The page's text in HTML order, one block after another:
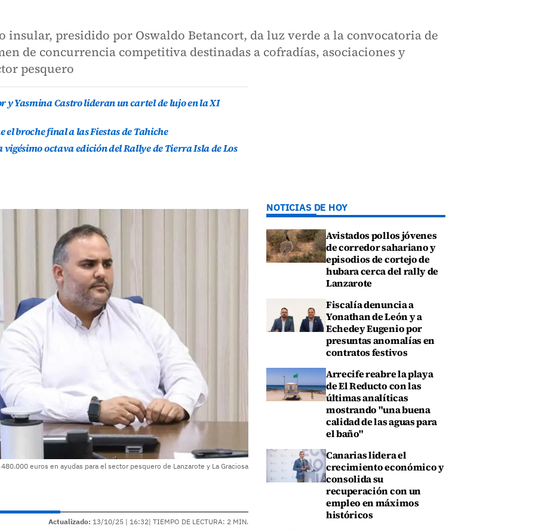
insular, presidido por Oswaldo Betancort, da luz verde a la convocatoria de
de concurrencia competitiva destinadas a cofradías, asociaciones y
pesquero
y Yasmina Castro lideran un cartel de lujo en la XI
broche final a las Fiestas de Tahiche
octava edición del Rallye de Tierra Isla de Los
euros en ayudas para el sector pesquero de Lanzarote y La Graciosa
Actualizado: 13/10/25 | 16:32| TIEMPO DE LECTURA: 2 MIN.
NOTICIAS DE HOY
Avistados pollos jóvenes
de corredor sahariano y
episodios de cortejo de
hubara cerca del rally de
Lanzarote
Fiscalía denuncia a
Yonathan de León y a
Echedey Eugenio por
presuntas anomalías en
contratos festivos
Arrecife reabre la playa
de El Reducto con las
últimas analíticas
mostrando "una buena
calidad de las aguas para
el baño"
Canarias lidera el
crecimiento económico y
consolida su
recuperación con un
empleo en máximos
históricos